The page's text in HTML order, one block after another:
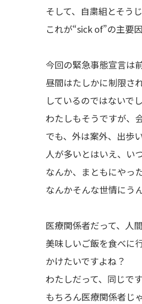
そして、自粛組とそう
これが“sick of”の主要
今回の緊急事態宣言は
昼間はたしかに制限さ
しているのではないで
わたしもそうですが、
でも、外は案外、出歩
人が多いとはいえ、い
なんか、まともにやっ
なんかそんな世情にう
医療関係者だって、人間
美味しいご飯を食べに
かけたいですよね？
わたしだって、同じです
もちろん医療関係者じ